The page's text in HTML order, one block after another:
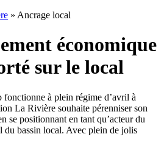
» Ancrage local
économique
sur le local
à plein régime d’avril à
La Rivière souhaite pérenniser son
se positionnant en tant qu’acteur du
du bassin local. Avec plein de jolis